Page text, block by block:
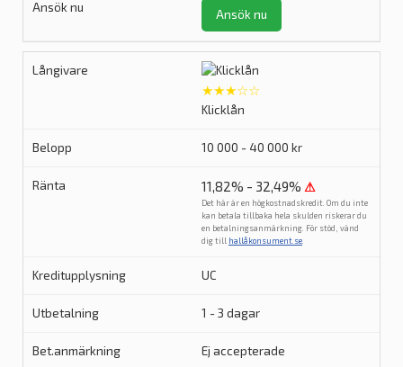
Ansök nu
★★★☆☆
Klicklån
10 000 - 40 000 kr
11,82% - 32,49% ⚠
Det här är en högkostnadskredit. Om du inte
kan betala tillbaka hela skulden riskerar du
en betalningsanmärkning. För stöd, vänd
dig till hallåkonsument.se
UC
1 - 3 dagar
Ej accepterade